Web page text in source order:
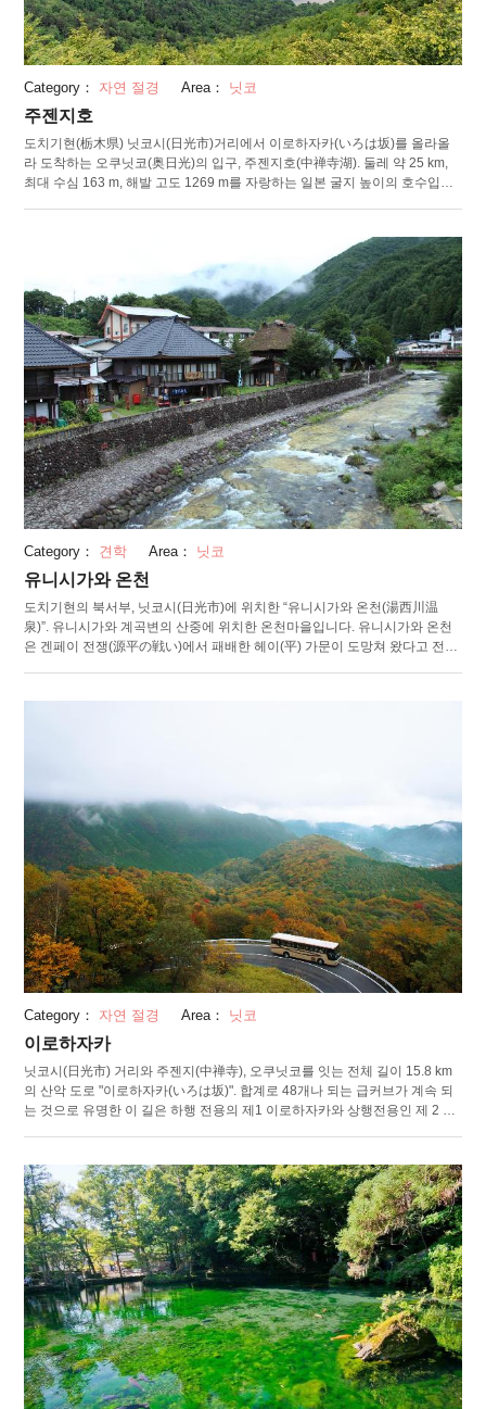
Category： 자연 절경 Area： 닛코
주젠지호
도치기현(栃木県) 닛코시(日光市)거리에서 이로하자카(いろは坂)를 올라올
라 도착하는 오쿠닛코(奥日光)의 입구, 주젠지호(中禅寺湖). 둘레 약 25 km,
최대 수심 163 m, 해발 고도 1269 m를 자랑하는 일본 굴지 높이의 호수입니
2486m의 난타이산, 북서쪽으로는 사계절 꽃과 들새가 유명한 습원 “센조가
하라(戦場ヶ原)”. 동쪽으로는 호수 이름의 유래가 된 “주젠지(中禅寺)” 등 관광
명소로로 둘러쌓여져 있습니다. 또한 주젠지호를 주유하는 유람선을 타면 주
젠지호의 매력을 한층 더 만끽할 수 있습니다. 주젠지 호수를 일주하는 코스
나 기간 한정의 "센주가하마(千手ヶ浜) 코스"등도 준비되어 있어 호수 주변의
아름다운 경치를 즐길 수 있기에 추천합니다.
Category： 견학 Area： 닛코
유니시가와 온천
도치기현의 북서부, 닛코시(日光市)에 위치한 “유니시가와 온천(湯西川温
泉)”. 유니시가와 계곡변의 산중에 위치한 온천마을입니다. 유니시가와 온천
은 겐페이 전쟁(源平の戦い)에서 패배한 헤이(平) 가문이 도망쳐 왔다고 전해
다. 봄의 신록에, 여름 고산의 시원함, 가을의 단풍, 겨울은 장엄한 아름다움의
(平家の里, 헤이케노사토)”이나 민속자료관이 있어 당시 문화를 접할 수 있습
니다.또, 1월 하순부터 3월 중순에는, 하천가를 따라서 가마쿠라(눈으로 만든
움집)가 늘어선 "가마쿠라 축제"가 개최됩니다. 주말 저녁에는 촛불이 켜져 눈
과 등불의 대비를 즐길 수 있습니다.
Category： 자연 절경 Area： 닛코
이로하자카
닛코시(日光市) 거리와 주젠지(中禅寺), 오쿠닛코를 잇는 전체 길이 15.8 km
의 산악 도로 "이로하자카(いろは坂)". 합계로 48개나 되는 급커브가 계속 되
는 것으로 유명한 이 길은 하행 전용의 제1 이로하자카와 상행전용인 제 2 이
우타(いろは歌)"의 문자수와 커브수가 같은 것에서 "이로하자카"라는 이름이
붙었습니다. 각 커브에는 대응하는 문자의 간판이 서 있습니다. 절경 드라이
브 코스로 알려진 이로하자카의 높낮이 차는 무려 440m. 제2 이로하자카는
길 도중의 "아케치다이라 전망대(明智平展望台)"는 닛코시 거리를 바라보는
절경 스폿입니다. 또한 닛코 굴지의 단풍 명소이기도 합니다. 단풍 속을 드라
이브하면서 붉게 물드는 햇살을 바라볼 수 있는, 한 번으로 두배 즐길 수 있는
곳입니다.